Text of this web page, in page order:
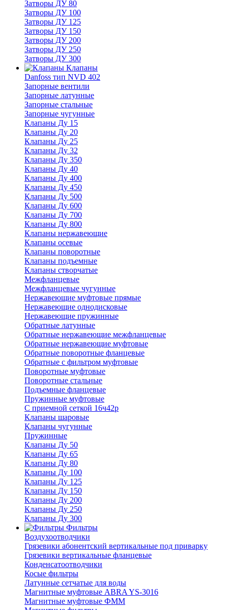
Затворы ДУ 80
Затворы ДУ 100
Затворы ДУ 125
Затворы ДУ 150
Затворы ДУ 200
Затворы ДУ 250
Затворы ДУ 300
Клапаны
Danfoss тип NVD 402
Запорные вентили
Запорные латунные
Запорные стальные
Запорные чугунные
Клапаны Ду 15
Клапаны Ду 20
Клапаны Ду 25
Клапаны Ду 32
Клапаны Ду 350
Клапаны Ду 40
Клапаны Ду 400
Клапаны Ду 450
Клапаны Ду 500
Клапаны Ду 600
Клапаны Ду 700
Клапаны Ду 800
Клапаны нержавеющие
Клапаны осевые
Клапаны поворотные
Клапаны подъемные
Клапаны створчатые
Межфланцевые
Межфланцевые чугунные
Нержавеющие муфтовые прямые
Нержавеющие однодисковые
Нержавеющие пружинные
Обратные латунные
Обратные нержавеющие межфланцевые
Обратные нержавеющие муфтовые
Обратные поворотные фланцевые
Обратные с фильтром муфтовые
Поворотные муфтовые
Поворотные стальные
Подъемные фланцевые
Пружинные муфтовые
С приемной сеткой 16ч42р
Клапаны шаровые
Клапаны чугунные
Пружинные
Клапаны Ду 50
Клапаны Ду 65
Клапаны Ду 80
Клапаны Ду 100
Клапаны Ду 125
Клапаны Ду 150
Клапаны Ду 200
Клапаны Ду 250
Клапаны Ду 300
Фильтры
Воздухоотводчики
Грязевики абонентский вертикальные под приварку
Грязевики вертикальные фланцевые
Конденсатоотводчики
Косые фильтры
Латунные сетчатые для воды
Магнитные муфтовые ABRA YS-3016
Магнитные муфтовые ФММ